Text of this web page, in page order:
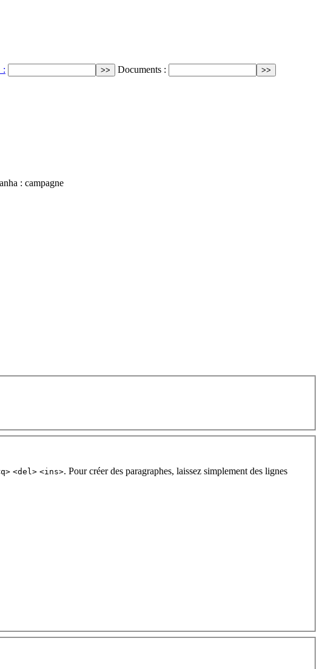
Documents :
: campagne
<del> <ins>. Pour créer des paragraphes, laissez simplement des lignes